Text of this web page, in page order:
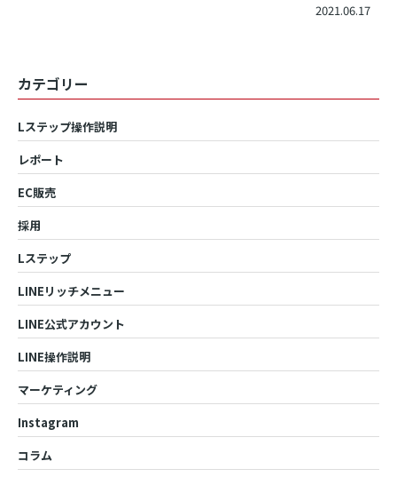
2021.06.17
カテゴリー
Lステップ操作説明
レポート
EC販売
採用
Lステップ
LINEリッチメニュー
LINE公式アカウント
LINE操作説明
マーケティング
Instagram
コラム